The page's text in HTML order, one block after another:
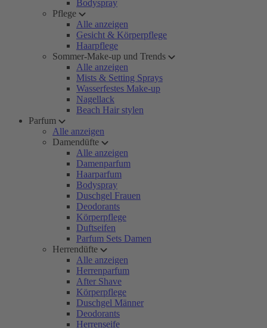
Bodyspray
Pflege
Alle anzeigen
Gesicht & Körperpflege
Haarpflege
Sommer-Make-up und Trends
Alle anzeigen
Mists & Setting Sprays
Wasserfestes Make-up
Nagellack
Beach Hair stylen
Parfum
Alle anzeigen
Damendüfte
Alle anzeigen
Damenparfum
Haarparfum
Bodyspray
Duschgel Frauen
Deodorants
Körperpflege
Duftseifen
Parfum Sets Damen
Herrendüfte
Alle anzeigen
Herrenparfum
After Shave
Körperpflege
Duschgel Männer
Deodorants
Herrenseife